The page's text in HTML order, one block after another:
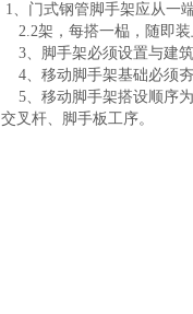
1、门式钢管脚手架应从一
2.2架，每搭一榀，随即装
3、脚手架必须设置与建
4、移动脚手架基础必须
5、移动脚手架搭设顺序
交叉杆、脚手板工序。